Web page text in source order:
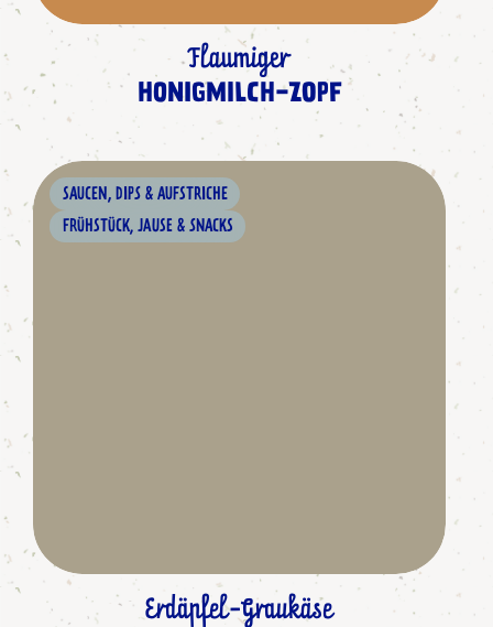
Flaumiger
HONIGMILCH-ZOPF
SAUCEN, DIPS & AUFSTRICHE
FRÜHSTÜCK, JAUSE & SNACKS
Erdäpfel-Graukäse